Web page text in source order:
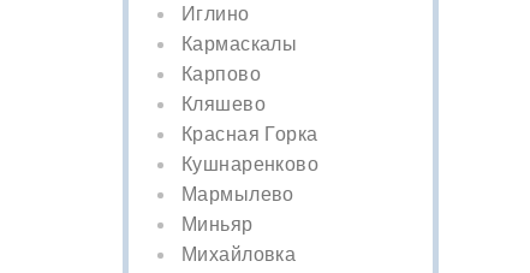
Иглино
Кармаскалы
Карпово
Кляшево
Красная Горка
Кушнаренково
Мармылево
Миньяр
Михайловка